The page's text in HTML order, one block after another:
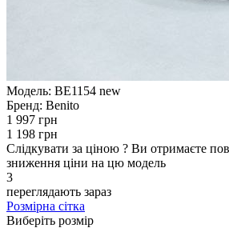
Модель: BE1154 new
Бренд: Benito
1 997 грн
1 198 грн
Слідкувати за ціною ? Ви отримаєте
зниження ціни на цю модель
3
переглядають зараз
Розмірна сітка
Виберіть розмір